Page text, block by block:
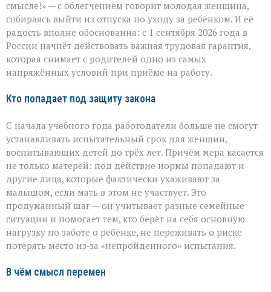
для
родителей
малышей
смысле!» — с облегчением говорит молодая женщина,
собираясь выйти из отпуска по уходу за ребёнком. И её
радость вполне обоснованна: с 1 сентября 2026 года в
России начнёт действовать важная трудовая гарантия,
которая снимает с родителей одно из самых
напряжённых условий при приёме на работу.
Кто попадает под защиту закона
С начала учебного года работодатели больше не смогут
устанавливать испытательный срок для женщин,
воспитывающих детей до трёх лет. Причём мера касается
не только матерей: под действие нормы попадают и
другие лица, которые фактически ухаживают за
малышом, если мать в этом не участвует. Это
продуманный шаг — он учитывает разные семейные
ситуации и помогает тем, кто берёт на себя основную
нагрузку по заботе о ребёнке, не переживать о риске
потерять место из‑за «непройденного» испытания.
В чём смысл перемен